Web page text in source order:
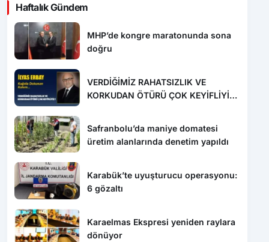
Haftalık Gündem
MHP’de kongre maratonunda sona
doğru
VERDİĞİMİZ RAHATSIZLIK VE
KORKUDAN ÖTÜRÜ ÇOK KEYİFLİYİZ
Safranbolu’da maniye domatesi
üretim alanlarında denetim yapıldı
Karabük’te uyuşturucu operasyonu:
6 gözaltı
Karaelmas Ekspresi yeniden raylara
dönüyor